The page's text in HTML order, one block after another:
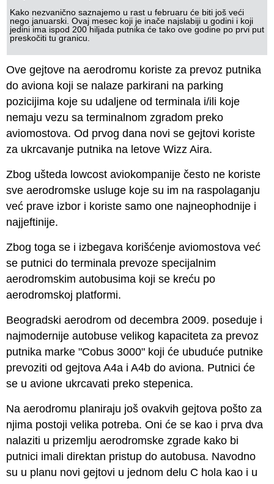
Kako nezvanično saznajemo u rast u februaru će biti još veći
nego januarski. Ovaj mesec koji je inače najslabiji u godini i koji
jedini ima ispod 200 hiljada putnika će tako ove godine po prvi put
preskočiti tu granicu.
Ove gejtove na aerodromu koriste za prevoz putnika
do aviona koji se nalaze parkirani na parking
pozicijima koje su udaljene od terminala i/ili koje
nemaju vezu sa terminalnom zgradom preko
aviomostova. Od prvog dana novi se gejtovi koriste
za ukrcavanje putnika na letove Wizz Aira.
Zbog ušteda lowcost aviokompanije često ne koriste
sve aerodromske usluge koje su im na raspolaganju
već prave izbor i koriste samo one najneophodnije i
najjeftinije.
Zbog toga se i izbegava korišćenje aviomostova već
se putnici do terminala prevoze specijalnim
aerodromskim autobusima koji se kreću po
aerodromskoj platformi.
Beogradski aerodrom od decembra 2009. poseduje i
najmodernije autobuse velikog kapaciteta za prevoz
putnika marke "Cobus 3000" koji će ubuduće putnike
prevoziti od gejtova A4a i A4b do aviona. Putnici će
se u avione ukrcavati preko stepenica.
Na aerodromu planiraju još ovakvih gejtova pošto za
njima postoji velika potreba. Oni će se kao i prva dva
nalaziti u prizemlju aerodromske zgrade kako bi
putnici imali direktan pristup do autobusa. Navodno
su u planu novi gejtovi u jednom delu C hola kao i u